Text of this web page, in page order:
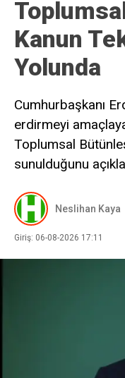
Kanun
Yolunda
Cumhurbaşkanı
erdirmeyi
Toplumsal
sunulduğunu
Neslihan Kaya
Giriş: 06-08-2026 17:11